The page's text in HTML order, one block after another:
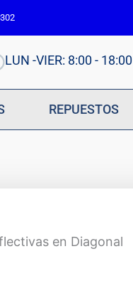
LUN -VIER: 8:00 - 18:00
REPUESTOS
en Diagonal